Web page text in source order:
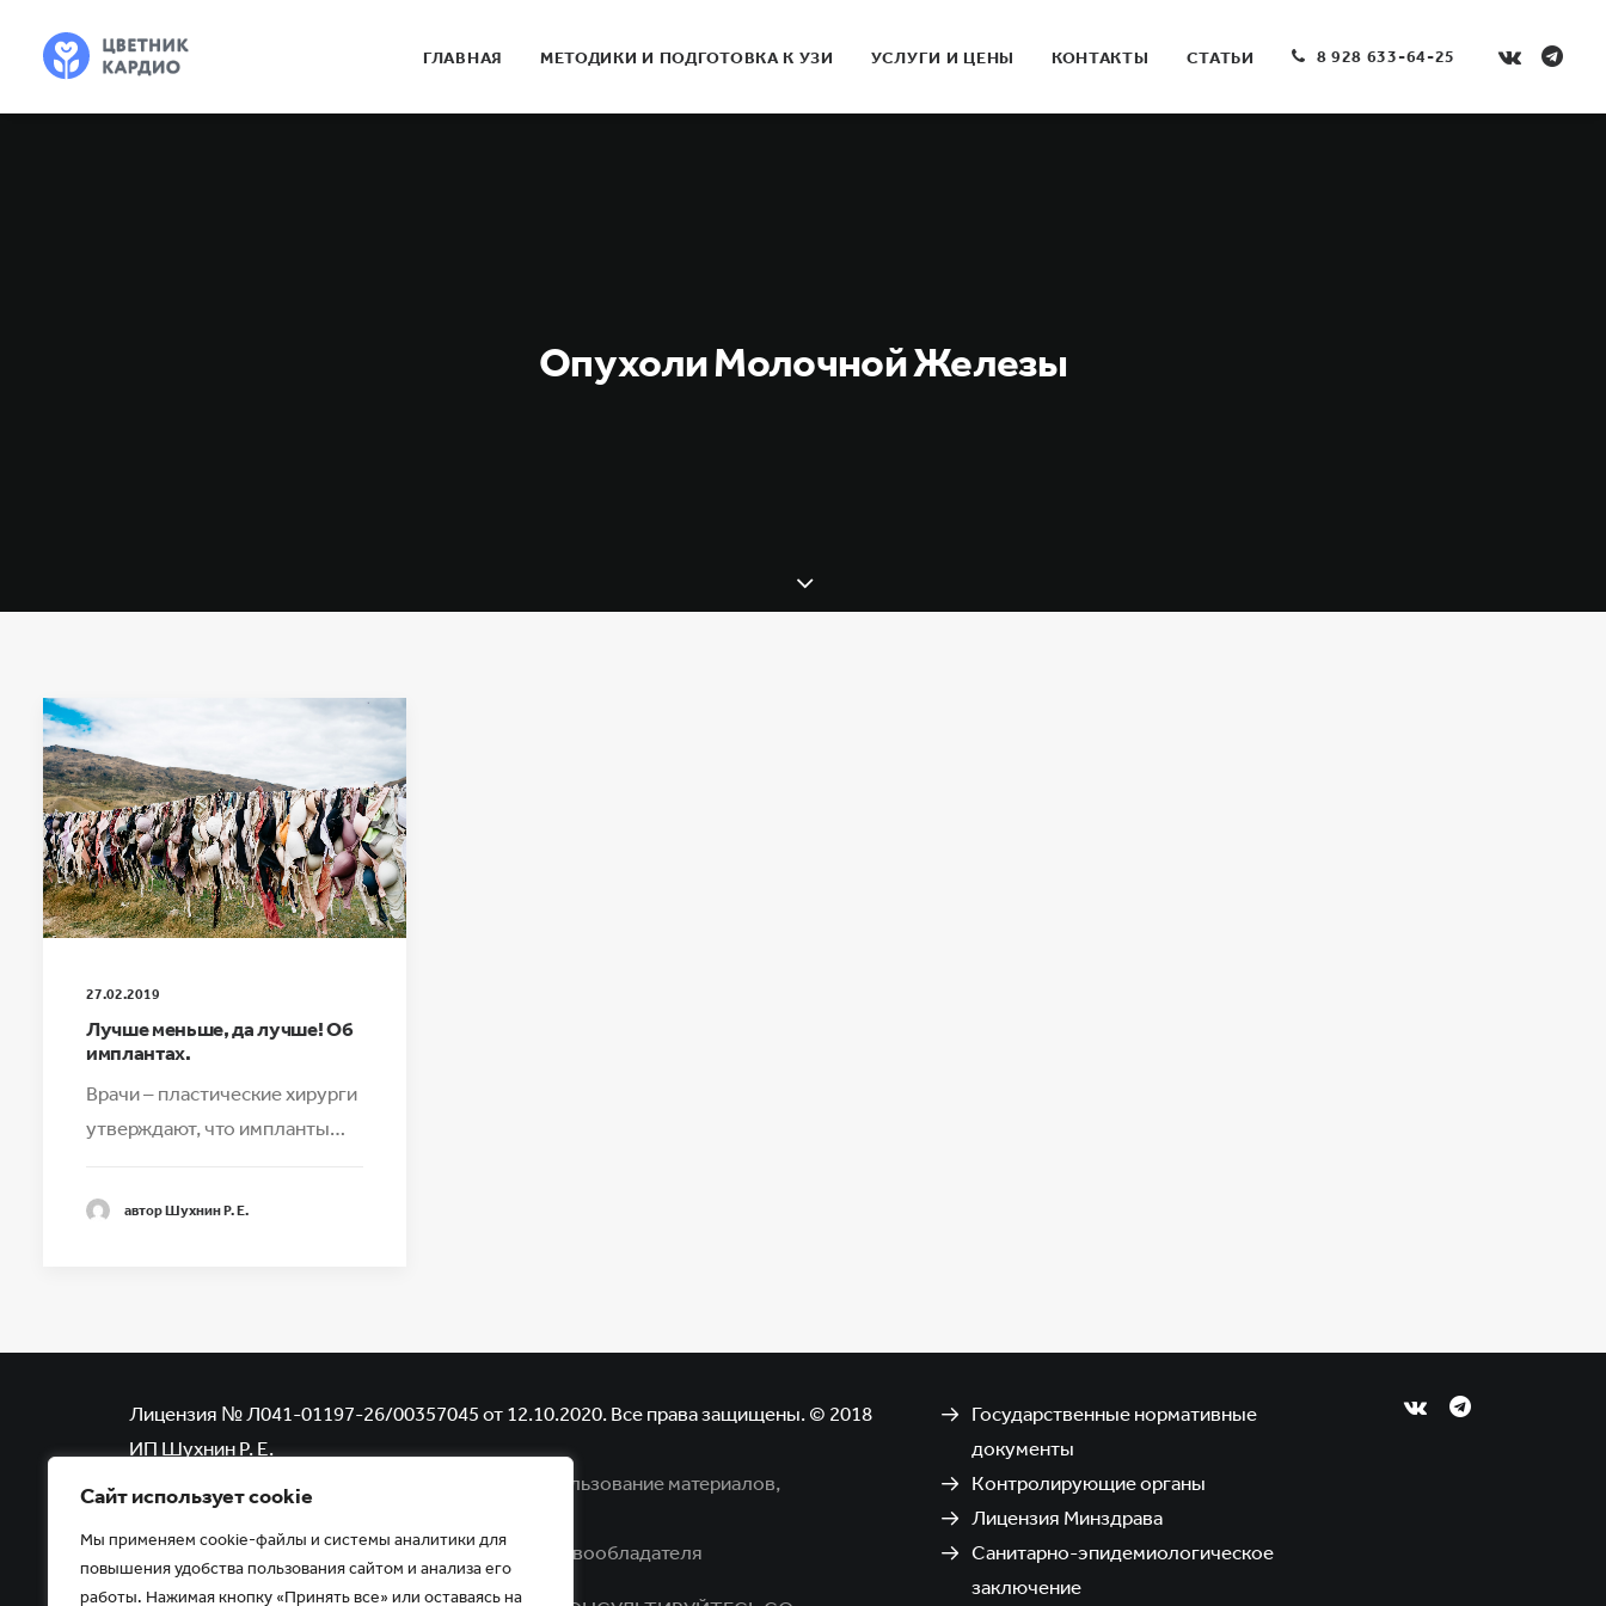
Сайт использует cookie
Мы применяем cookie-файлы и системы аналитики для
повышения удобства пользования сайтом и анализа его
работы. Нажимая кнопку «Принять все» или оставаясь на
ГЛАВНАЯ МЕТОДИКИ И ПОДГОТОВКА К УЗИ УСЛУГИ И ЦЕНЫ КОНТАКТЫ СТАТЬИ 8 928 633-64-25
Опухоли Молочной Железы
27.02.2019
Лучше меньше, да лучше! Об
имплантах.
Врачи – пластические хирурги
утверждают, что импланты…
автор Шухнин Р. Е.
Лицензия № Л041-01197-26/00357045 от 12.10.2020. Все права защищены. © 2018
ИП Шухнин Р. Е.
Копирование, тиражирование, а равно иное использование материалов,
возможно только с письменного разрешения правообладателя
Государственные нормативные
документы
Контролирующие органы
Лицензия Минздрава
Санитарно-эпидемиологическое
заключение